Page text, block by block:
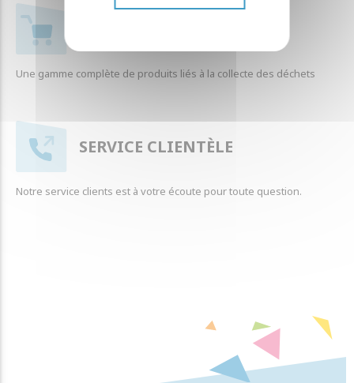
Une gamme complète de produits liés à la collecte des déchets
SERVICE CLIENTÈLE
Notre service clients est à votre écoute pour toute question.